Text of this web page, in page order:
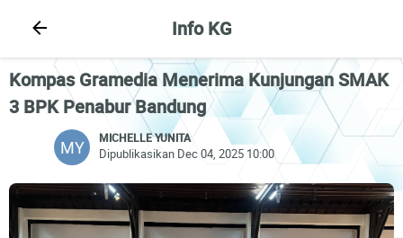
Info KG
Kompas Gramedia Menerima Kunjungan SMAK
3 BPK Penabur Bandung
MY MICHELLE YUNITA
Dipublikasikan Dec 04, 2025 10:00